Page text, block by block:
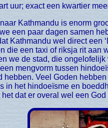
uur; exact een kwartier
een paar dagen samen
Kathmandu wel direct een
die een taxi of riksja rit aan
we de stad, die
mengvorm tussen
hebben. Veel Goden
in het hindoeïsme en
dat er overal wel een God